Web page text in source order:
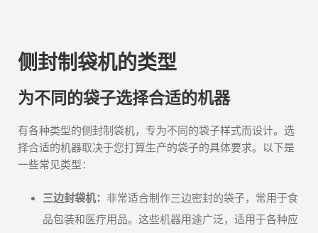
侧封制袋机的类型
为不同的袋子选择合适的机器
有各种类型的侧封制袋机，专为不同的袋子样式而设计。选
择合适的机器取决于您打算生产的袋子的具体要求。以下是
一些常见类型：
三边封袋机： 非常适合制作三边密封的袋子，常用于食
品包装和医疗用品。这些机器用途广泛，适用于各种应